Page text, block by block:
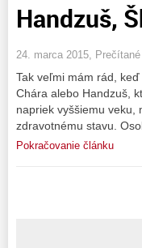
Handzuš,
24. marca 2015,
Tak veľmi mám rád,
Chára alebo Handzuš,
napriek vyššiemu veku,
zdravotnému stavu.
Pokračovanie článku